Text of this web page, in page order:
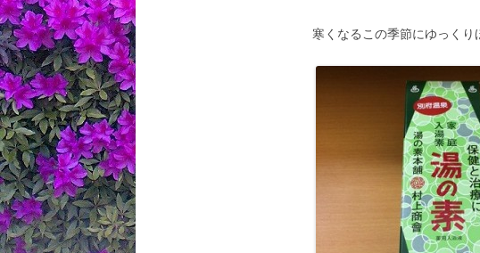
寒くなるこの季節にゆっくり